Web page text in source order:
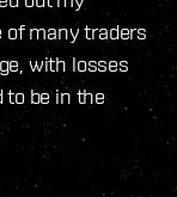
of many traders
with losses
to be in the